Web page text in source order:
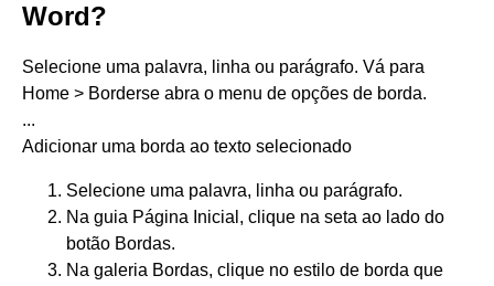
Word?
Selecione uma palavra, linha ou parágrafo. Vá para
Home > Borderse abra o menu de opções de borda.
...
Adicionar uma borda ao texto selecionado
Selecione uma palavra, linha ou parágrafo.
Na guia Página Inicial, clique na seta ao lado do
botão Bordas.
Na galeria Bordas, clique no estilo de borda que